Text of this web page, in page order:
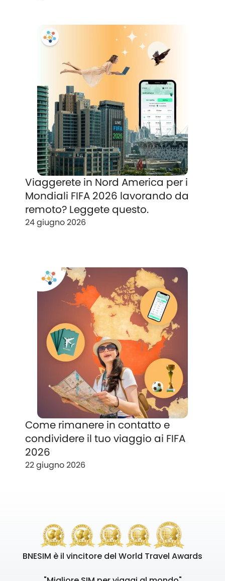
Viaggerete in Nord America per i
Mondiali FIFA 2026 lavorando da
remoto? Leggete questo.
24 giugno 2026
Come rimanere in contatto e
condividere il tuo viaggio ai FIFA
2026
22 giugno 2026
BNESIM è il vincitore del World Travel Awards